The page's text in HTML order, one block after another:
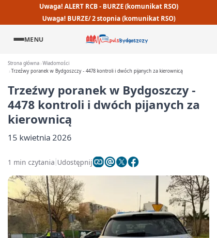
Uwaga! ALERT RCB - BURZE (komunikat RSO)
Uwaga! BURZE/ 2 stopnia (komunikat RSO)
MENU
Strona główna Wiadomości
Trzeźwy poranek w Bydgoszczy - 4478 kontroli i dwóch pijanych za kierownicą
Trzeźwy poranek w Bydgoszczy -
4478 kontroli i dwóch pijanych za
kierownicą
15 kwietnia 2026
1 min czytania Udostępnij